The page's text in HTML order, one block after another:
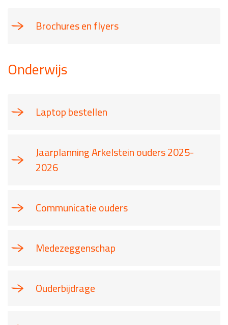
Brochures en flyers
Onderwijs
Laptop bestellen
Jaarplanning Arkelstein ouders 2025-
2026
Communicatie ouders
Medezeggenschap
Ouderbijdrage